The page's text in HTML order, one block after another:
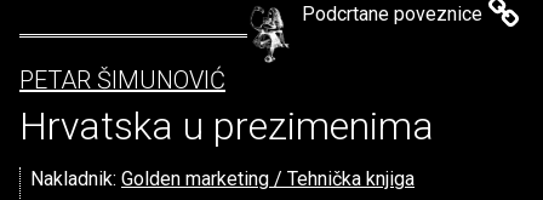
Podcrtane poveznice
PETAR ŠIMUNOVIĆ
Hrvatska u prezimenima
Nakladnik: Golden marketing / Tehnička knjiga